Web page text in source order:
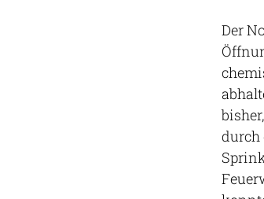
Der
durch